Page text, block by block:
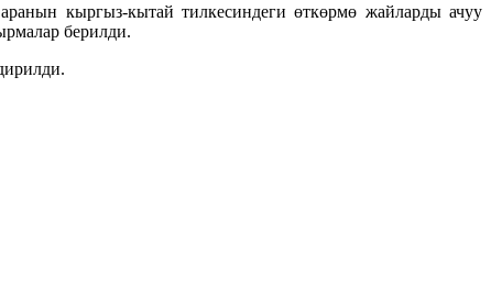
кыргыз-кытай тилкесиндеги өткөрмө жайларды ачуу
берилди.